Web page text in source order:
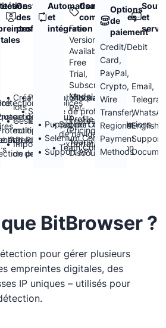
l’API Proxy
d’un
des fuseaux
audio
de la toile
des polices
WebGL
WebRTC
Gestion
des
profils
Création de profils par
lots
Gestion des comptes
multiples
Importation/exportation
de profils
Profil local Stockage
Stockage de profils dans
le nuage
Automatisation
et
intégration
Puppeteer Compatible
Selenium Compatible
Support API
Support des extensions
de navigateur
Team Collaboration
Conditions
commerciales
Free
Version
Available,
Free
Trial,
Subscription
Model,
Per-
Profile
Pricing,
Yearly
Discounts
Options
de
paiement
Credit/Debit
Card,
PayPal,
Crypto,
Wire
Transfer,
Regional
Payment
Methods
et
Email,
English
Support,
BitBrowser ?
pour gérer plusieurs
empreintes digitales, des
IP uniques – utilisés pour